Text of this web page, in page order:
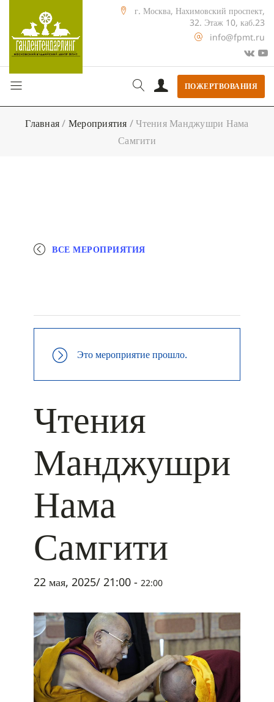
г. Москва, Нахимовский проспект,
32. Этаж 10, каб.23
info@fpmt.ru
ПОЖЕРТВОВАНИЯ
Главная/ Мероприятия /Чтения Манджушри Нама
Самгити
ВСЕ МЕРОПРИЯТИЯ
Это мероприятие прошло.
Чтения
Манджушри
Нама
Самгити
22 мая, 2025/ 21:00 - 22:00